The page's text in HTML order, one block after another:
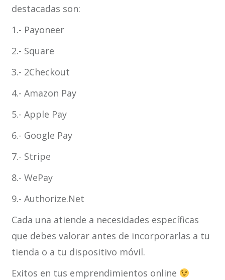
destacadas son:
1.- Payoneer
2.- Square
3.- 2Checkout
4.- Amazon Pay
5.- Apple Pay
6.- Google Pay
7.- Stripe
8.- WePay
9.- Authorize.Net
Cada una atiende a necesidades específicas
que debes valorar antes de incorporarlas a tu
tienda o a tu dispositivo móvil.
Exitos en tus emprendimientos online